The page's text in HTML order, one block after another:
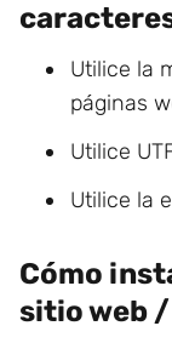
Utilice la
páginas
Utilice
Utilice la
Cómo
sitio web